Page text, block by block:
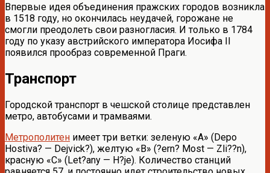
Впервые идея объединения пражских городов возникла
в 1518 году, но окончилась неудачей, горожане не
смогли преодолеть свои разногласия. И только в 1784
году по указу австрийского императора Иосифа II
появился прообраз современной Праги.
Транспорт
Городской транспорт в чешской столице представлен
метро, автобусами и трамваями.
Метрополитен имеет три ветки: зеленую «А» (Depo
Hostiva? — Dejvick?), желтую «В» (?ern? Most — Zli??n),
красную «С» (Let?any — H?je). Количество станций